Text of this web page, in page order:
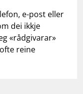
e-post eller
dei ikkje
«rådgivarar»
reine